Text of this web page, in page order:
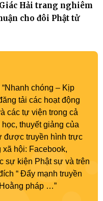
Hải trang nghiêm
cho đôi Phật tử
chóng – Kịp
tải các hoạt động
các tự viện trong cả
thuyết giảng của
được truyền hình trực
xã hội: Facebook,
sự kiện Phật sự và trên
“ Đẩy mạnh truyền
pháp …”